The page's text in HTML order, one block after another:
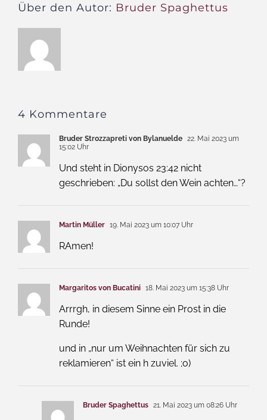
Über den Autor: Bruder Spaghettus
4 Kommentare
Bruder Strozzapreti von Bylanuelde 22. Mai 2023 um
15:02 Uhr
Und steht in Dionysos 23:42 nicht
geschrieben: „Du sollst den Wein achten…“?
Martin Müller 19. Mai 2023 um 10:07 Uhr
RAmen!
Margaritos von Bucatini 18. Mai 2023 um 15:38 Uhr
Arrrgh, in diesem Sinne ein Prost in die
Runde!
und in „nur um Weihnachten für sich zu
reklamieren“ ist ein h zuviel. ;o)
Bruder Spaghettus 21. Mai 2023 um 08:26 Uhr